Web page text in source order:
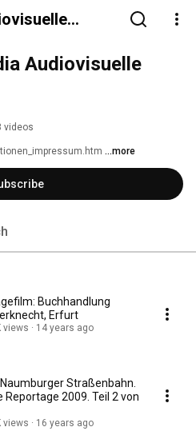
Audiovisuelle
videos
...more
Buchhandlung
Erfurt
views 14 years ago
Naumburger Straßenbahn.
Reportage 2009. Teil 2 von
views 16 years ago